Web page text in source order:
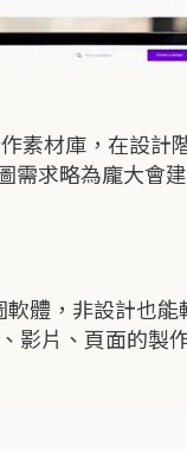
素材庫，在設
求略為龐大會
體，非設計也
影片、頁面的製